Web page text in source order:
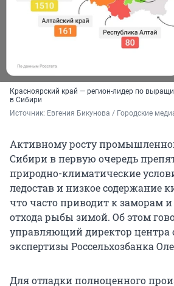
Красноярский край — регион-лидер по
в Сибири
Источник: Евгения Бикунова / Городские
Активному росту
Сибири в первую очередь
природно-климатические
ледостав и низкое содержание
что часто приводит к заморам
отхода рыбы зимой. Об этом
управляющий директор центра
экспертизы Россельхозбанка
Для отладки полноценного